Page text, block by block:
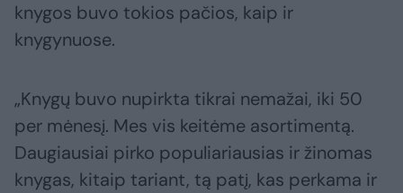
knygos buvo tokios pačios, kaip ir
knygynuose.
„Knygų buvo nupirkta tikrai nemažai, iki 50
per mėnesį. Mes vis keitėme asortimentą.
Daugiausiai pirko populiariausias ir žinomas
knygas, kitaip tariant, tą patį, kas perkama ir